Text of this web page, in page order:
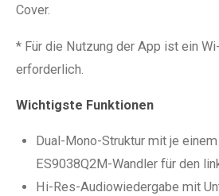
Cover.
* Für die Nutzung der App ist ein
erforderlich.
Wichtigste Funktionen
Dual-Mono-Struktur mit je
ES9038Q2M-Wandler für den
Hi-Res-Audiowiedergabe mit